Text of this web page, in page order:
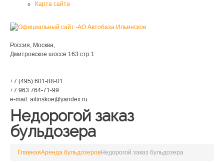
Карта сайта
Россия, Москва,
Дмитровское шоссе 163 стр.1
+7 (495) 601-88-01
+7 963 764-71-99
e-mail: ailinskoe@yandex.ru
Недорогой заказ
бульдозера
ГлавнаяАренда бульдозеровНедорогой заказ бульдозера